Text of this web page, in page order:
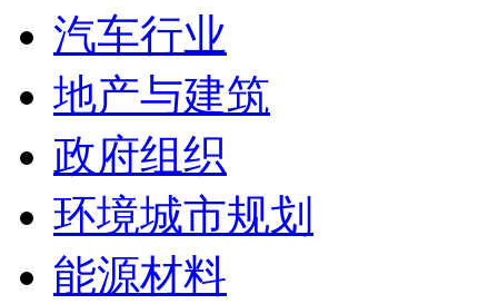
汽车行业
地产与建筑
政府组织
环境城市规划
能源材料